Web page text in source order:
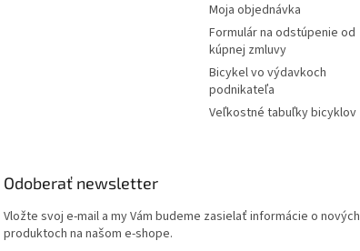
Moja objednávka
Formulár na odstúpenie od
kúpnej zmluvy
Bicykel vo výdavkoch
podnikateľa
Veľkostné tabuľky bicyklov
Odoberať newsletter
Vložte svoj e-mail a my Vám budeme zasielať informácie o nových
produktoch na našom e-shope.